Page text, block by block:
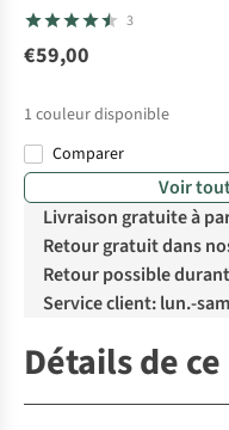
3
€59,00
1 couleur disponible
Comparer
Voir
Livraison gratuite à
Retour gratuit dans
Retour possible
Service client: lun.-
Détails de